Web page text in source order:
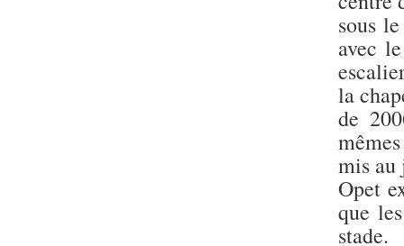
sous
avec
la
de
mis au
Opet
que
stade.